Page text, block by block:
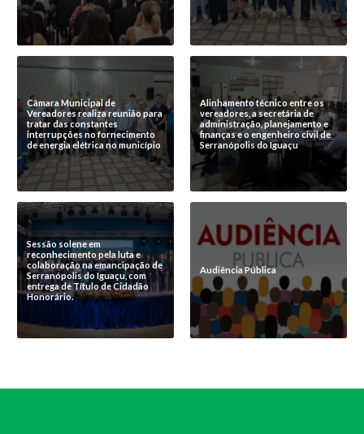
Câmara Municipal de
Vereadores realiza reunião para
tratar das constantes
interrupções no fornecimento
de energia elétrica no município
Alinhamento técnico entre os
vereadores, a secretária de
administração, planejamento e
finanças e o engenheiro civil de
Serranópolis do Iguaçu
Sessão solene em
reconhecimento pela luta e
colaboração na emancipação de
Serranópolis do Iguaçu, com
entrega de Título de Cidadão
Honorário.
Audiência Pública